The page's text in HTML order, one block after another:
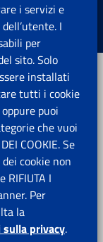
Sociale.
i servizi e
I
per
sito. Solo
installati
tutti i cookie
puoi
che vuoi
COOKIE. Se
cookie non
I
Per
la
privacy.